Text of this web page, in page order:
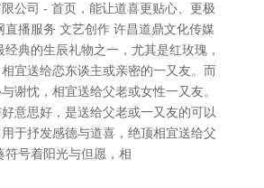
公司 - 首页，能让道喜更贴心、更极
直播服务 文艺创作 许昌道鼎文化传媒
典的生辰礼物之一，尤其是红玫瑰，
宜送给恋东谈主或亲密的一又友。而
谢忱，相宜送给父老或女性一又友。
意思好，是送给父老或一又友的可以
于抒发感德与道喜，绝顶相宜送给父
符号着阳光与但愿，相